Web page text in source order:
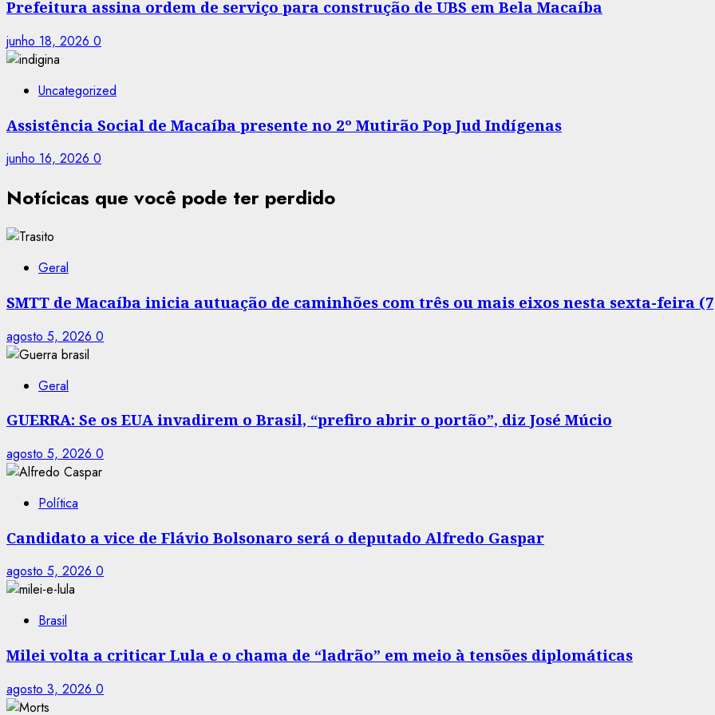
Prefeitura assina ordem de serviço para construção de UBS em Bela Macaíba
junho 18, 2026 0
Uncategorized
Assistência Social de Macaíba presente no 2º Mutirão Pop Jud Indígenas
junho 16, 2026 0
Notícicas que você pode ter perdido
Geral
SMTT de Macaíba inicia autuação de caminhões com três ou mais eixos nesta sexta-feira
agosto 5, 2026 0
Geral
GUERRA: Se os EUA invadirem o Brasil, “prefiro abrir o portão”, diz José Múcio
agosto 5, 2026 0
Política
Candidato a vice de Flávio Bolsonaro será o deputado Alfredo Gaspar
agosto 5, 2026 0
Brasil
Milei volta a criticar Lula e o chama de “ladrão” em meio à tensões diplomáticas
agosto 3, 2026 0